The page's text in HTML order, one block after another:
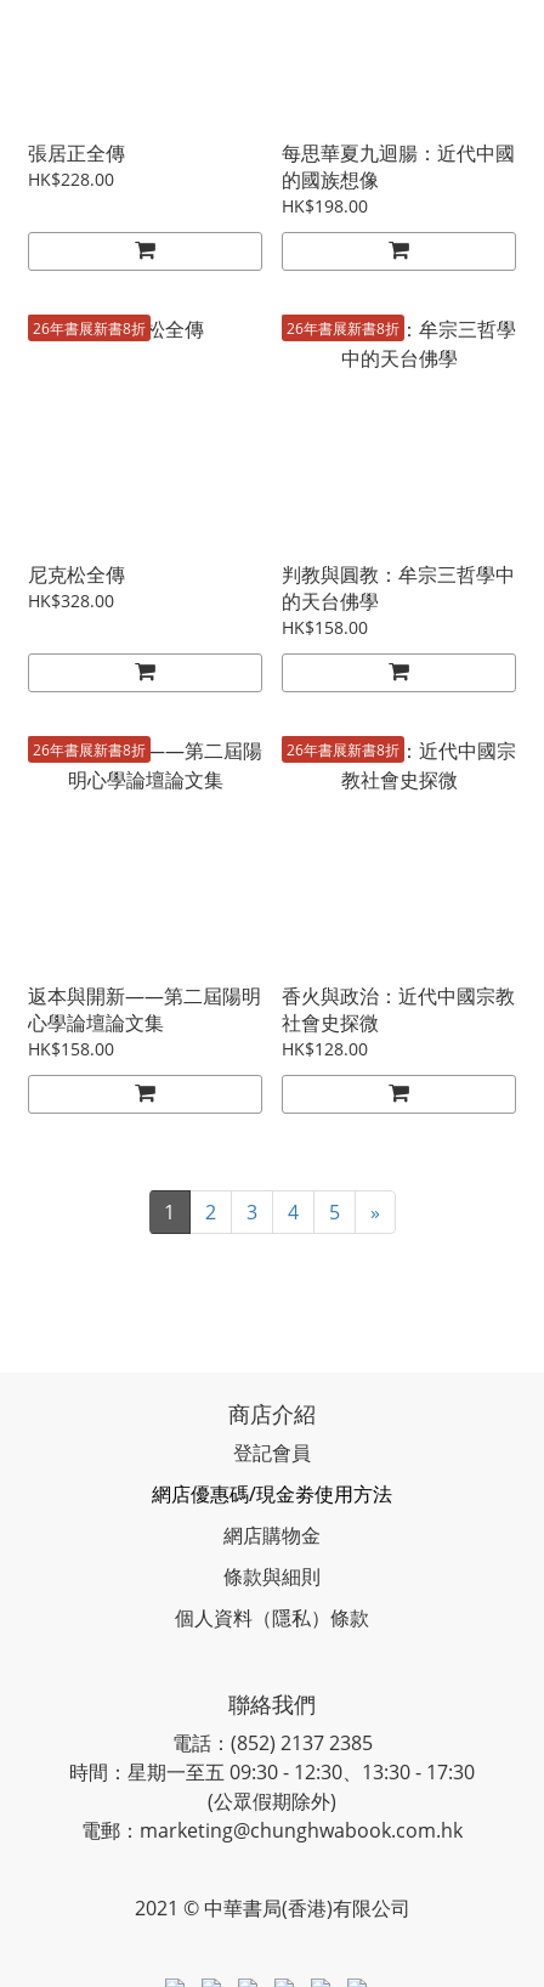
張居正全傳
HK$228.00
每思華夏九迴腸：近代中國
的國族想像
HK$198.00
26年書展新書8折
尼克松全傳
HK$328.00
26年書展新書8折
判教與圓教：牟宗三哲學中
的天台佛學
HK$158.00
26年書展新書8折
返本與開新——第二屆陽明
心學論壇論文集
HK$158.00
26年書展新書8折
香火與政治：近代中國宗教
社會史探微
HK$128.00
1 2 3 4 5 »
商店介紹
登記會員
網店優惠碼/現金劵使用方法
網店購物金
條款與細則
個人資料（隱私）條款
聯絡我們
電話：(852) 2137 2385
時間：星期一至五 09:30 - 12:30、13:30 - 17:30
(公眾假期除外)
電郵：marketing@chunghwabook.com.hk
2021 © 中華書局(香港)有限公司